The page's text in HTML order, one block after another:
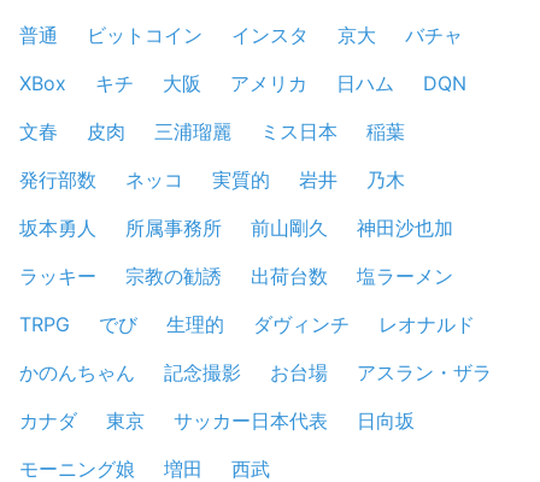
普通
ビットコイン インスタ 京大
バチャ
XBox
キチ 大阪 アメリカ 日ハム
DQN
文春
皮肉 三浦瑠麗 ミス日本
稲葉
発行部数
ネッコ 実質的 岩井
乃木
坂本勇人
所属事務所 前山剛久
神田沙也加
ラッキー
宗教の勧誘 出荷台数
塩ラーメン
TRPG
でび 生理的 ダヴィンチ
レオナルド
かのんちゃん
記念撮影 お台場
アスラン・ザラ
カナダ
東京 サッカー日本代表
日向坂
モーニング娘
増田 西武